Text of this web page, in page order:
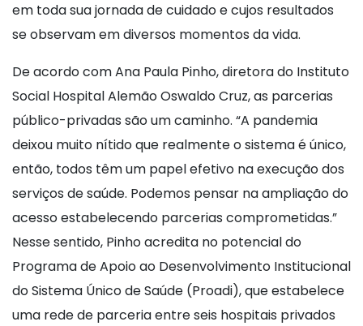
em toda sua jornada de cuidado e cujos resultados
se observam em diversos momentos da vida.
De acordo com Ana Paula Pinho, diretora do Instituto
Social Hospital Alemão Oswaldo Cruz, as parcerias
público-privadas são um caminho. “A pandemia
deixou muito nítido que realmente o sistema é único,
então, todos têm um papel efetivo na execução dos
serviços de saúde. Podemos pensar na ampliação do
acesso estabelecendo parcerias comprometidas.”
Nesse sentido, Pinho acredita no potencial do
Programa de Apoio ao Desenvolvimento Institucional
do Sistema Único de Saúde (Proadi), que estabelece
uma rede de parceria entre seis hospitais privados